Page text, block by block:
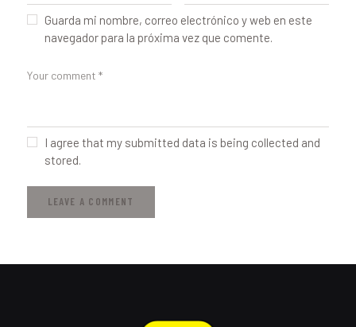
Guarda mi nombre, correo electrónico y web en este
navegador para la próxima vez que comente.
I agree that my submitted data is being collected and
stored.